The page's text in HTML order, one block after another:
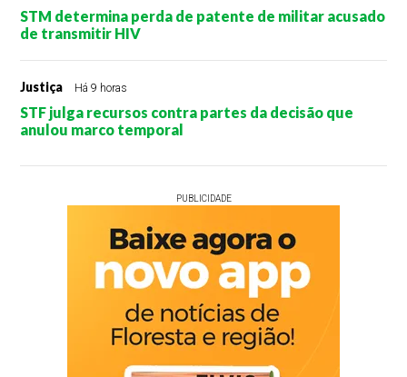
STM determina perda de patente de militar acusado
de transmitir HIV
Justiça Há 9 horas
STF julga recursos contra partes da decisão que
anulou marco temporal
PUBLICIDADE